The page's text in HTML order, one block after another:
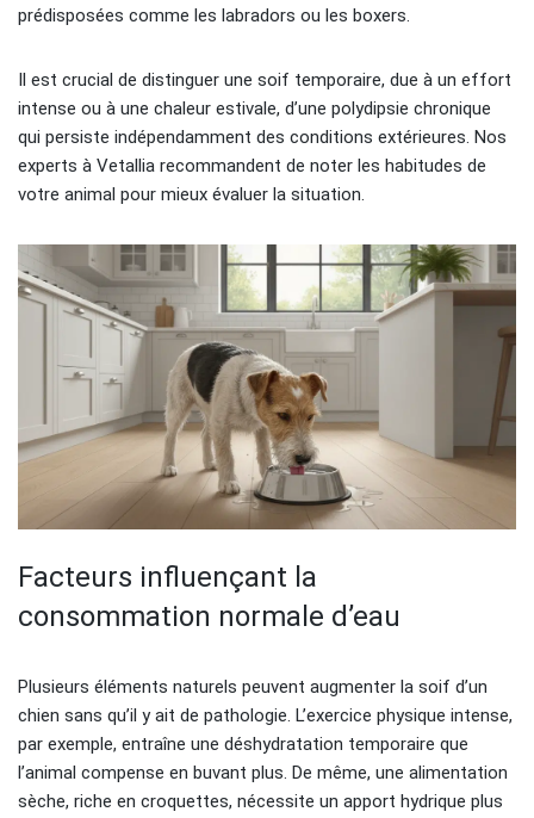
prédisposées comme les labradors ou les boxers.
Il est crucial de distinguer une soif temporaire, due à un effort
intense ou à une chaleur estivale, d’une polydipsie chronique
qui persiste indépendamment des conditions extérieures. Nos
experts à Vetallia recommandent de noter les habitudes de
votre animal pour mieux évaluer la situation.
Facteurs influençant la
consommation normale d’eau
Plusieurs éléments naturels peuvent augmenter la soif d’un
chien sans qu’il y ait de pathologie. L’exercice physique intense,
par exemple, entraîne une déshydratation temporaire que
l’animal compense en buvant plus. De même, une alimentation
sèche, riche en croquettes, nécessite un apport hydrique plus